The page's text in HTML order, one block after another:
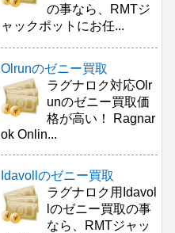
の事なら、RMTジ
ャックポットにお任...
Olrunのゼニー買取
ラグナロク対応Olr
unのゼニー買取価
格が高い！ Ragnar
ok Onlin...
Idavollのゼニー買取
ラグナロク用Idavol
lのゼニー買取の事
なら、RMTジャッ